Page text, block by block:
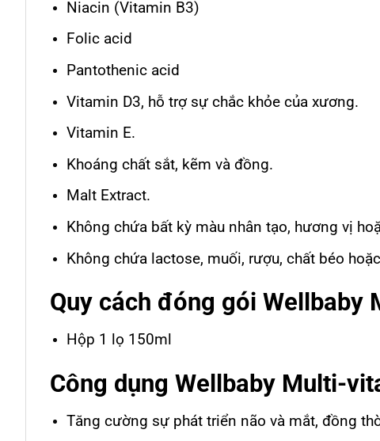
Niacin (Vitamin B3)
Folic acid
Pantothenic acid
Vitamin D3, hỗ trợ sự chắc khỏe của xương.
Vitamin E.
Khoáng chất sắt, kẽm và đồng.
Malt Extract.
Không chứa bất kỳ màu nhân tạo, hương vị
Không chứa lactose, muối, rượu, chất béo
Quy cách đóng gói Wellbaby
Hộp 1 lọ 150ml
Công dụng Wellbaby Multi-
Tăng cường sự phát triển não và mắt, đồng